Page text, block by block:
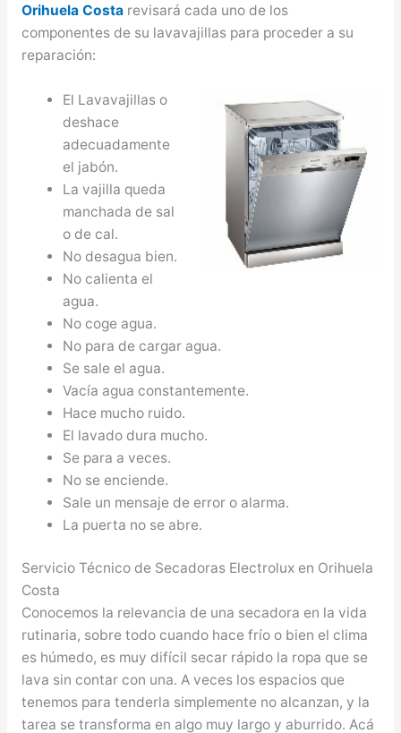
Orihuela Costa revisará cada uno de los
componentes de su lavavajillas para proceder a su
reparación:
El Lavavajillas o
deshace
adecuadamente
el jabón.
La vajilla queda
manchada de sal
o de cal.
No desagua bien.
No calienta el
agua.
No coge agua.
No para de cargar agua.
Se sale el agua.
Vacía agua constantemente.
Hace mucho ruido.
El lavado dura mucho.
Se para a veces.
No se enciende.
Sale un mensaje de error o alarma.
La puerta no se abre.
Servicio Técnico de Secadoras Electrolux en Orihuela
Costa
Conocemos la relevancia de una secadora en la vida
rutinaria, sobre todo cuando hace frío o bien el clima
es húmedo, es muy difícil secar rápido la ropa que se
lava sin contar con una. A veces los espacios que
tenemos para tenderla simplemente no alcanzan, y la
tarea se transforma en algo muy largo y aburrido. Acá